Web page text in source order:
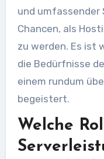
und
Chancen, als
zu werden. Es ist
die Bedürfnisse
einem rundum
begeistert.
Welche